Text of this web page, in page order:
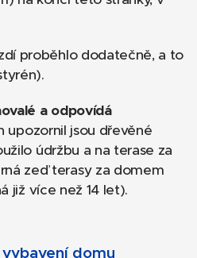
proběhlo dodatečně, a to
a odpovídá
upozornil jsou dřevěné
údržbu a na terase za
zeď terasy za domem
již více než 14 let).
domu